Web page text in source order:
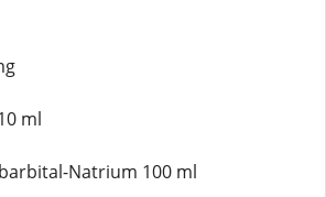
ml
Natrium 100 ml